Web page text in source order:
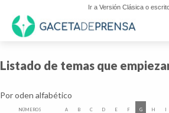
Ir a Versión Clásica o
Listado de temas que
Por oden alfabético
NÚMEROS A B C D E F G H